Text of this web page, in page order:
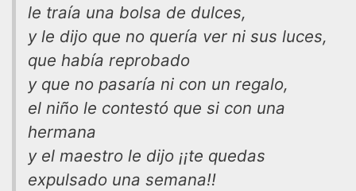
le traía una bolsa de dulces,
y le dijo que no quería ver ni sus luces,
que había reprobado
y que no pasaría ni con un regalo,
el niño le contestó que si con una
hermana
y el maestro le dijo ¡¡te quedas
expulsado una semana!!